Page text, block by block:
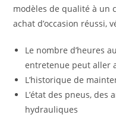
modèles de qualité à un
achat d’occasion réussi,
Le nombre d’heures
entretenue peut aller
L’historique de
L’état des pneus,
hydrauliques